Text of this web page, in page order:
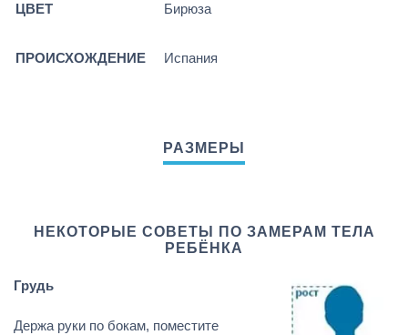
ЦВЕТ Бирюза
ПРОИСХОЖДЕНИЕ Испания
НЕКОТОРЫЕ СОВЕТЫ ПО ЗАМЕРАМ ТЕЛА
РЕБЁНКА
Грудь
Держа руки по бокам, поместите